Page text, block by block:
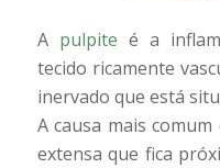
A pulpite é a
tecido ricamente
inervado que está
A causa mais
extensa que fica